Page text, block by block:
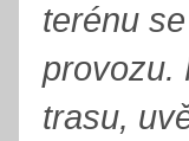
terénu
provozu.
trasu,